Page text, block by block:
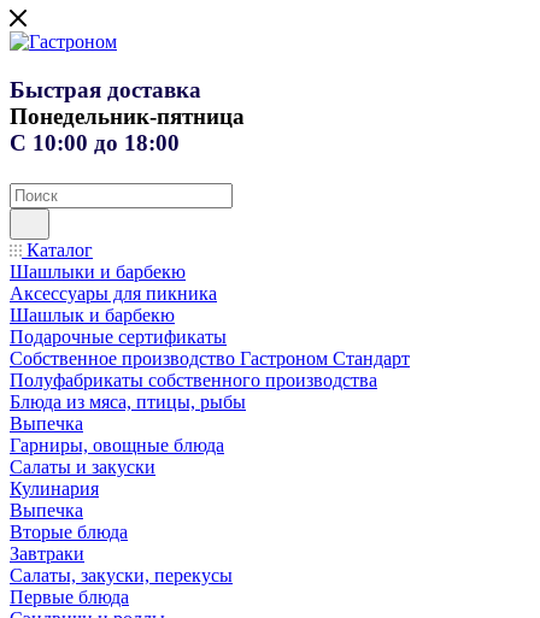
Быстрая доставка
Понедельник-пятница
С 10:00 до 18:00
Каталог
Шашлыки и барбекю
Аксессуары для пикника
Шашлык и барбекю
Подарочные сертификаты
Собственное производство Гастроном Стандарт
Полуфабрикаты собственного производства
Блюда из мяса, птицы, рыбы
Выпечка
Гарниры, овощные блюда
Салаты и закуски
Кулинария
Выпечка
Вторые блюда
Завтраки
Салаты, закуски, перекусы
Первые блюда